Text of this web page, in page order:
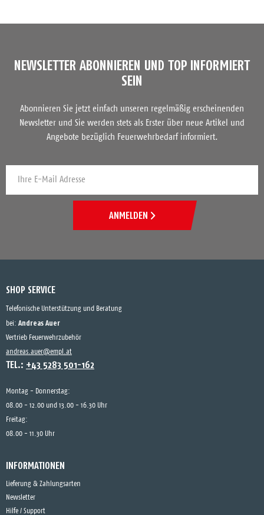
NEWSLETTER ABONNIEREN UND TOP INFORMIERT
SEIN
Abonnieren Sie jetzt einfach unseren regelmäßig erscheinenden
Newsletter und Sie werden stets als Erster über neue Artikel und
Angebote bezüglich Feuerwehrbedarf informiert.
ANMELDEN
SHOP SERVICE
Telefonische Unterstützung und Beratung
bei: Andreas Auer
Vertrieb Feuerwehrzubehör
andreas.auer@empl.at
TEL.: +43 5283 501-162
Montag - Donnerstag:
08.00 - 12.00 und 13.00 - 16.30 Uhr
Freitag:
08.00 - 11.30 Uhr
INFORMATIONEN
Lieferung & Zahlungsarten
Newsletter
Hilfe / Support